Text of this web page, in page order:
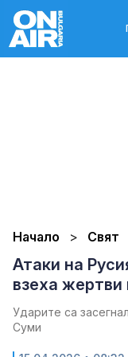
Начало Свят
Атаки на
взеха
Ударите са
Суми